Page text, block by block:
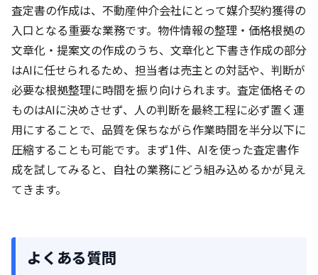
査定書の作成は、不動産仲介会社にとって媒介契約獲得の
入口となる重要な業務です。物件情報の整理・価格根拠の
文章化・提案文の作成のうち、文章化と下書き作成の部分
はAIに任せられるため、担当者は売主との対話や、判断が
必要な根拠整理に時間を振り向けられます。査定価格その
ものはAIに決めさせず、人の判断を最終工程に必ず置く運
用にすることで、品質を保ちながら作業時間を半分以下に
圧縮することも可能です。まず1件、AIを使った査定書作
成を試してみると、自社の業務にどう組み込めるかが見え
てきます。
よくある質問